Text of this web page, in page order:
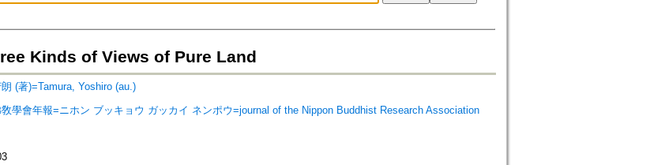
Kinds of Views of Pure Land
朗 (著)=Tamura, Yoshiro (au.)
敎學會年報=ニホン ブッキョウ ガッカイ ネンポウ=journal of the Nippon Buddhist Research Association